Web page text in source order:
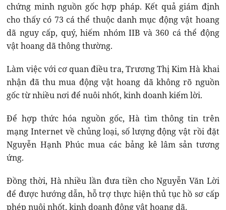
chứng minh nguồn gốc hợp pháp. Kết quả giám định
cho thấy có 73 cá thể thuộc danh mục động vật hoang
dã nguy cấp, quý, hiếm nhóm IIB và 360 cá thể động
vật hoang dã thông thường.
Làm việc với cơ quan điều tra, Trương Thị Kim Hà khai
nhận đã thu mua động vật hoang dã không rõ nguồn
gốc từ nhiều nơi để nuôi nhốt, kinh doanh kiếm lời.
Để hợp thức hóa nguồn gốc, Hà tìm thông tin trên
mạng Internet về chủng loại, số lượng động vật rồi đặt
Nguyễn Hạnh Phúc mua các bảng kê lâm sản tương
ứng.
Đồng thời, Hà nhiều lần đưa tiền cho Nguyễn Văn Lời
để được hướng dẫn, hỗ trợ thực hiện thủ tục hồ sơ cấp
phép nuôi nhốt, kinh doanh động vật hoang dã.